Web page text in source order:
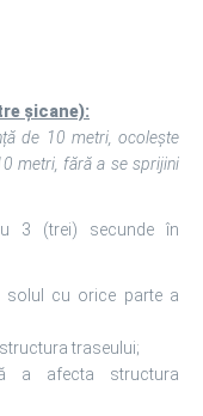
șicane):
de 10 metri, ocolește
metri, fără a se sprijini
3 (trei) secunde în
solul cu orice parte a
traseului;
a afecta structura